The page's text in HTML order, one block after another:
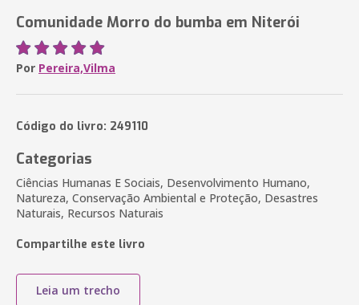
Comunidade Morro do bumba em Niterói
Por Pereira,Vilma
Código do livro: 249110
Categorias
Ciências Humanas E Sociais, Desenvolvimento Humano,
Natureza, Conservação Ambiental e Proteção, Desastres
Naturais, Recursos Naturais
Compartilhe este livro
Leia um trecho